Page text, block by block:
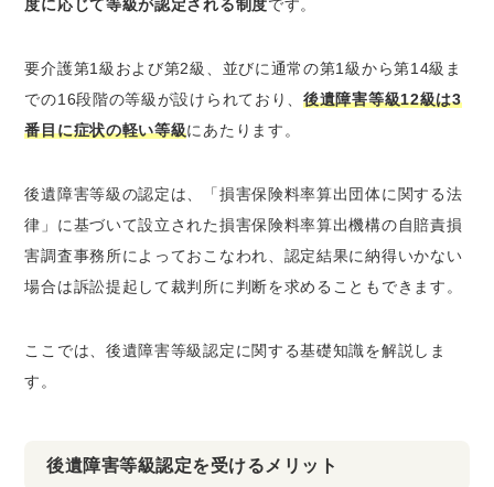
度に応じて等級が認定される制度です。
要介護第1級および第2級、並びに通常の第1級から第14級ま
での16段階の等級が設けられており、後遺障害等級12級は3
番目に症状の軽い等級にあたります。
後遺障害等級の認定は、「損害保険料率算出団体に関する法
律」に基づいて設立された損害保険料率算出機構の自賠責損
害調査事務所によっておこなわれ、認定結果に納得いかない
場合は訴訟提起して裁判所に判断を求めることもできます。
ここでは、後遺障害等級認定に関する基礎知識を解説しま
す。
後遺障害等級認定を受けるメリット